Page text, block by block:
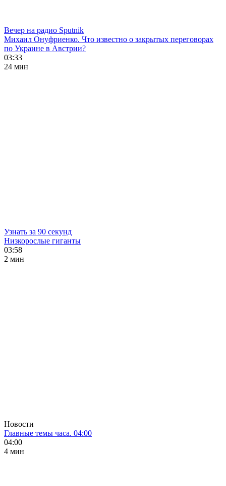
Вечер на радио Sputnik
Михаил Онуфриенко. Что известно о закрытых переговорах
по Украине в Австрии?
03:33
24 мин
Узнать за 90 секунд
Низкорослые гиганты
03:58
2 мин
Новости
Главные темы часа. 04:00
04:00
4 мин